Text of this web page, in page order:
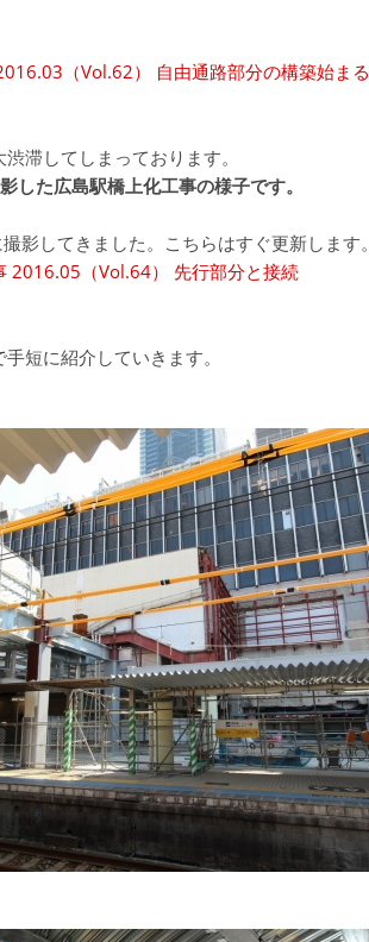
（Vol.62） 自由通路部分の構築始まる
滞してしまっております。
した広島駅橋上化工事の様子です。
影してきました。こちらはすぐ更新します。
2016.05（Vol.64） 先行部分と接続
短に紹介していきます。